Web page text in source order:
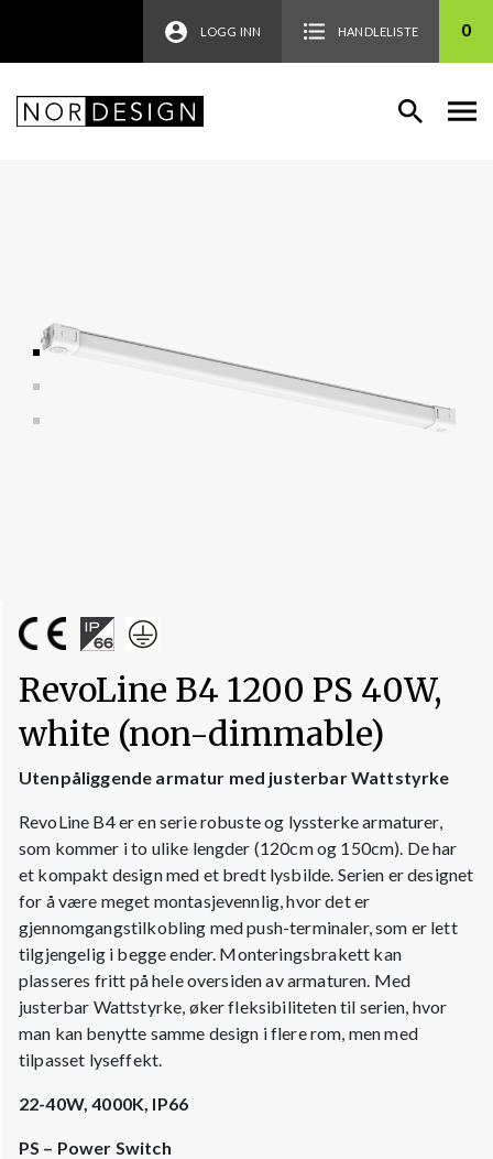
LOGG INN HANDLELISTE 0
RevoLine B4 1200 PS 40W,
white (non-dimmable)
Utenpåliggende armatur med justerbarWattstyrke
RevoLine B4 er en serie robuste og lyssterke armaturer,
som kommer i to ulike lengder (120cm og 150cm). De har
et kompakt design med et bredt lysbilde. Serien er designet
for å være meget montasjevennlig, hvor det er
gjennomgangstilkobling med push-terminaler, som er lett
tilgjengelig i begge ender. Monteringsbrakett kan
plasseres fritt på hele oversiden av armaturen. Med
justerbar Wattstyrke, øker fleksibiliteten til serien, hvor
man kan benytte samme design i flere rom, men med
tilpasset lyseffekt.
22-40W, 4000K, IP66
PS – Power Switch